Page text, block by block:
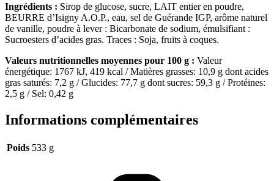
Ingrédients : Sirop de glucose, sucre, LAIT entier en poudre,
BEURRE d’Isigny A.O.P., eau, sel de Guérande IGP, arôme naturel
de vanille, poudre à lever : Bicarbonate de sodium, émulsifiant :
Sucroesters d’acides gras. Traces : Soja, fruits à coques.
Valeurs nutritionnelles moyennes pour 100 g : Valeur
énergétique: 1767 kJ, 419 kcal / Matières grasses: 10,9 g dont acides
gras saturés: 7,2 g / Glucides: 77,7 g dont sucres: 59,3 g / Protéines:
2,5 g / Sel: 0,42 g
Informations complémentaires
Poids 533 g